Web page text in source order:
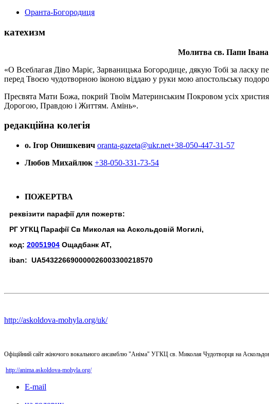
Оранта-Богородиця
катехизм
Молитва св. Папи
«О Всеблагая Діво Маріє, Зарваницька Богородице, дякую Тобі за ласку
перед Твоєю чудотворною іконою віддаю у руки мою апостольську
Пресвята Мати Божа, покрий Твоїм Материнським Покровом усіх
Дорогою, Правдою і Життям. Амінь».
редакційна колегія
о. Ігор Онишкевич oranta-gazeta@ukr.net+38-050-447-31-57
Любов Михайлюк +38-050-331-73-54
ПОЖЕРТВА
реквізити парафії для пожертв:
РГ УГКЦ Парафії Св Миколая на Аскольдовій Могилі,
код: 20051904 Ощадбанк АТ,
iban: UA543226690000026003300218570
http://askoldova-mohyla.org/uk/
Офіційний сайт жіночого вокального ансамблю "Аніма" УГКЦ св. Миколая Чудотворця на
http://anima.askoldova-mohyla.org/
E-mail